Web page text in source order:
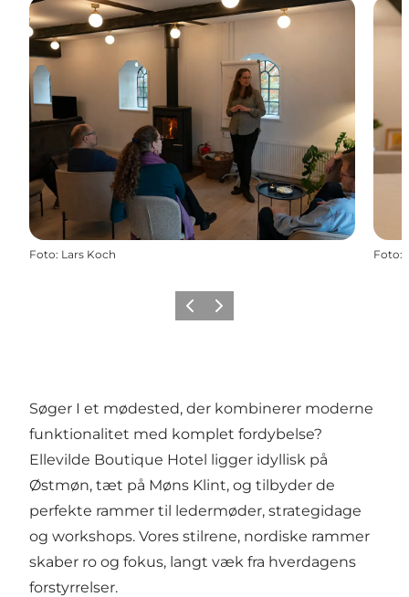
Foto: Lars Koch Foto:
ForrigeNæste
Søger I et mødested, der kombinerer moderne
funktionalitet med komplet fordybelse?
Ellevilde Boutique Hotel ligger idyllisk på
Østmøn, tæt på Møns Klint, og tilbyder de
perfekte rammer til ledermøder, strategidage
og workshops. Vores stilrene, nordiske rammer
skaber ro og fokus, langt væk fra hverdagens
forstyrrelser.